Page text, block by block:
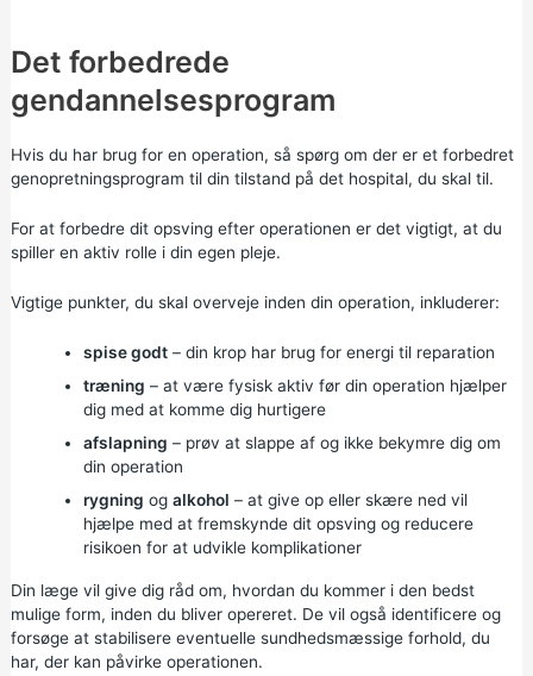
Det forbedrede
gendannelsesprogram
Hvis du har brug for en operation, så spørg om der er et forbedret
genopretningsprogram til din tilstand på det hospital, du skal til.
For at forbedre dit opsving efter operationen er det vigtigt, at du
spiller en aktiv rolle i din egen pleje.
Vigtige punkter, du skal overveje inden din operation, inkluderer:
spise godt– din krop har brug for energi til reparation
træning – at være fysisk aktiv før din operation hjælper
dig med at komme dig hurtigere
afslapning – prøv at slappe af og ikke bekymre dig om
din operation
rygning og alkohol – at give op eller skære ned vil
hjælpe med at fremskynde dit opsving og reducere
risikoen for at udvikle komplikationer
Din læge vil give dig råd om, hvordan du kommer i den bedst
mulige form, inden du bliver opereret. De vil også identificere og
forsøge at stabilisere eventuelle sundhedsmæssige forhold, du
har, der kan påvirke operationen.